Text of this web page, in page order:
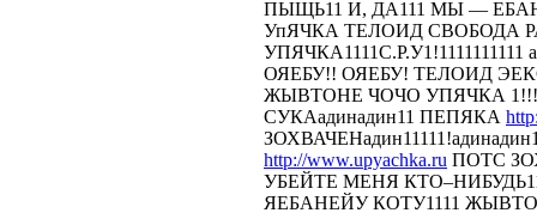
ПЫЩЬ11 И, ДА111 МЫ —
УпЯЧКА ТЕЛОИД СВОБОДА
УПЯЧКА1111С.Р.У1!1111111111
ОЯЕБУ!! ОЯЕБУ! ТЕЛОИД
ЖЫВТОНЕ ЧОЧО УПЯЧКА
СУКАадинадин11 ПЕПЯКА
http://www.upyachka.ru ПОТС
УБЕЙТЕ МЕНЯ
ЯЕБАНЕЙУ КОТУ1111